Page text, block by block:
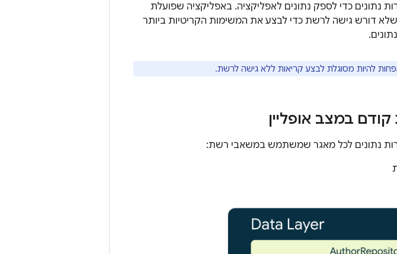
נתונים כדי לספק נתונים לאפליקציה. באפליקציה שפועלת
שלא דורש גישה לרשת כדי לבצע את המשימות הקריטיות ביותר
להיות מסוגלת לבצע קריאות ללא גישה לרשת.
במצב אופליין